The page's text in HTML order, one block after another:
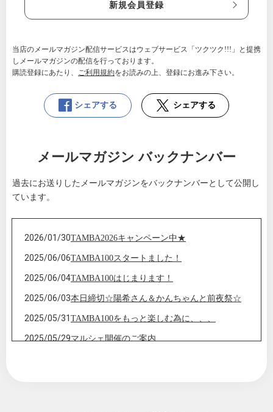
新規会員登録
当店のメールマガジン配信サービスはウェブサービス「ツクツク!!!」と提携
しメールマガジンの配信を行っております。
購読登録にあたり、 ご利用規約をお読みの上、登録にお進み下さい。
シェアする シェアする
メールマガジン バックナンバー
過去にお送りしたメールマガジンをバックナンバーとして公開し
ています。
2026/01/30TAMBA2026キャンペーン中★
2025/06/06TAMBA100スタートました！
2025/06/04TAMBA100はじまります！
2025/06/03本日締切☆陽希さん＆かんちゃんと前夜祭☆
2025/05/31 TAMBA100をもっと楽しむ為に、、、
2025/05/29マルシェ開催のご案内